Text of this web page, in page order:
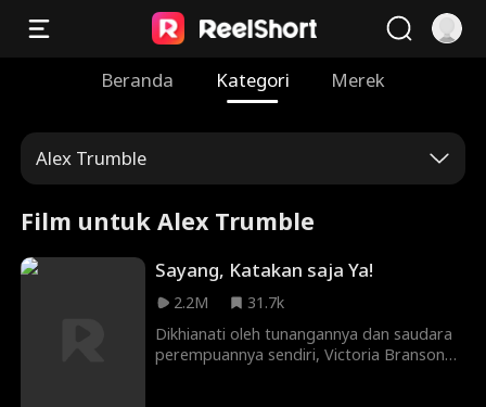
Beranda Kategori Merek
Alex Trumble
Film untuk Alex Trumble
Sayang, Katakan saja Ya!
2.2M
31.7k
Dikhianati oleh tunangannya dan saudara
perempuannya sendiri, Victoria Branson